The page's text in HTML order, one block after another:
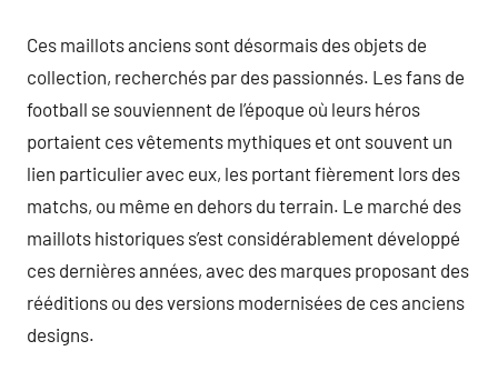
Ces maillots anciens sont désormais des objets de
collection, recherchés par des passionnés. Les fans de
football se souviennent de l’époque où leurs héros
portaient ces vêtements mythiques et ont souvent un
lien particulier avec eux, les portant fièrement lors des
matchs, ou même en dehors du terrain. Le marché des
maillots historiques s’est considérablement développé
ces dernières années, avec des marques proposant des
rééditions ou des versions modernisées de ces anciens
designs.